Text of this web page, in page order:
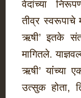
वेदांच्या
तीव्र स्वरूपाचे
ऋषी’ इतके
मागितले.
ऋषी’ यांंच्या
उत्सुक होता,